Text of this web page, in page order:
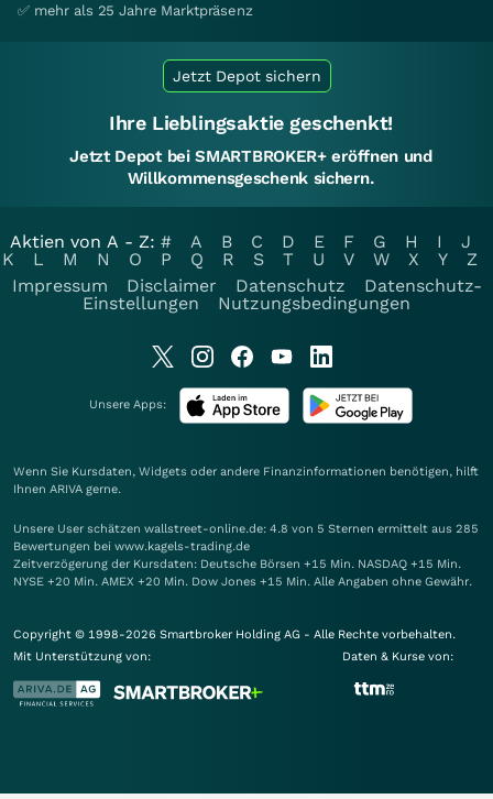
✅ mehr als 25 Jahre Marktpräsenz
Jetzt Depot sichern
Ihre Lieblingsaktie geschenkt!
Jetzt Depot bei SMARTBROKER+ eröffnen und
Willkommensgeschenk sichern.
Aktien von A - Z: # A B C D E F G H I
J
K
L M N O P Q R S T U V W X Y
Z
Impressum
Disclaimer Datenschutz
Datenschutz-
Einstellungen
Nutzungsbedingungen
Unsere Apps:
Wenn Sie Kursdaten, Widgets oder andere Finanzinformationen benötigen, hilft
Ihnen ARIVA gerne.
Unsere User schätzen wallstreet-online.de: 4.8 von 5 Sternen ermittelt aus 285
Bewertungen bei www.kagels-trading.de
Zeitverzögerung der Kursdaten: Deutsche Börsen +15 Min. NASDAQ +15 Min.
NYSE +20 Min. AMEX +20 Min. Dow Jones +15 Min. Alle Angaben ohne Gewähr.
Copyright © 1998-2026 Smartbroker Holding AG - Alle Rechte vorbehalten.
Mit Unterstützung von:
Daten & Kurse von: